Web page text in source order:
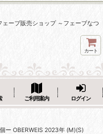
ーブ販売ショップ ～フェーブなつ
カート
ご利用案内 ログイン
ー OBERWEIS 2023年 (M)(S)